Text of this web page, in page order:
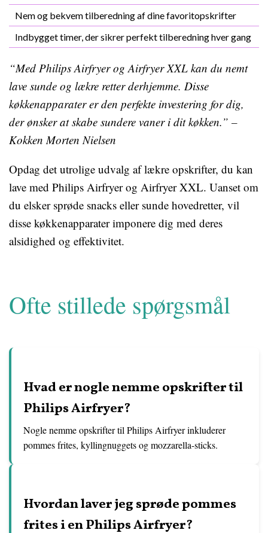
Nem og bekvem tilberedning af dine favoritopskrifter
Indbygget timer, der sikrer perfekt tilberedning hver gang
“Med Philips Airfryer og Airfryer XXL kan du nemt
lave sunde og lækre retter derhjemme. Disse
køkkenapparater er den perfekte investering for dig,
der ønsker at skabe sundere vaner i dit køkken.” –
Kokken Morten Nielsen
Opdag det utrolige udvalg af lækre opskrifter, du kan
lave med Philips Airfryer og Airfryer XXL. Uanset om
du elsker sprøde snacks eller sunde hovedretter, vil
disse køkkenapparater imponere dig med deres
alsidighed og effektivitet.
Ofte stillede spørgsmål
Hvad er nogle nemme opskrifter til
Philips Airfryer?
Nogle nemme opskrifter til Philips Airfryer inkluderer
pommes frites, kyllingnuggets og mozzarella-sticks.
Hvordan laver jeg sprøde pommes
frites i en Philips Airfryer?